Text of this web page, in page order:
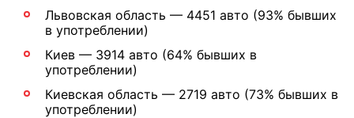
Львовская область — 4451 авто (93% бывших
в употреблении)
Киев — 3914 авто (64% бывших в
употреблении)
Киевская область — 2719 авто (73% бывших в
употреблении)